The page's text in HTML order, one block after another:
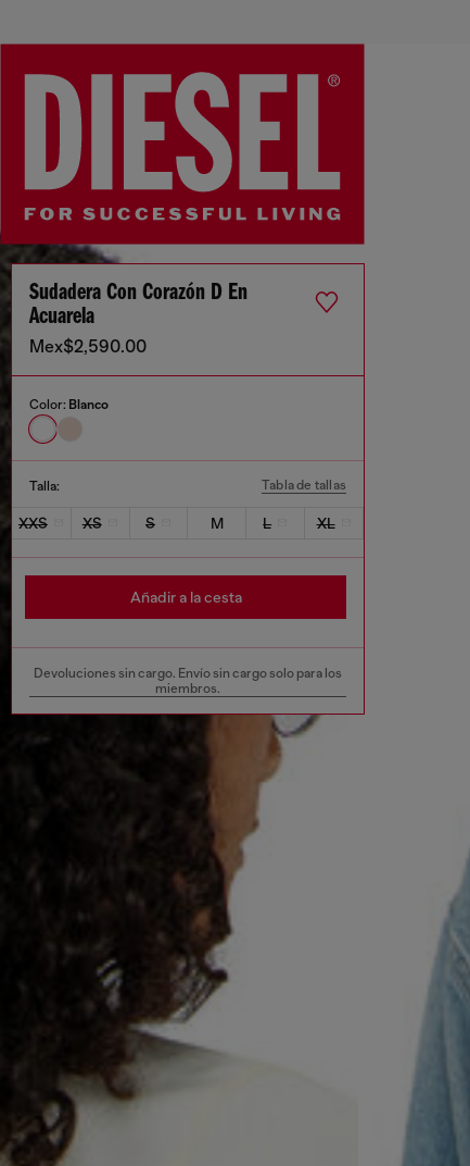
Sudadera Con Corazón D En
Acuarela
Mex$2,590.00
Color: Blanco
Talla: Tabla de tallas
XXS XS S M L XL
Añadir a la cesta
Devoluciones sin cargo. Envío sin cargo solo para los
miembros.